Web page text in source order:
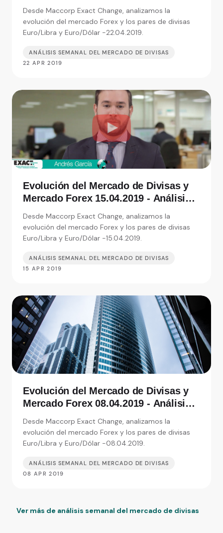
de Exact Change, expertos en cambio
de moneda
Desde Maccorp Exact Change, analizamos la
evolución del mercado Forex y los pares de divisas
Euro/Libra y Euro/Dólar -22.04.2019.
ANÁLISIS SEMANAL DEL MERCADO DE DIVISAS
22 APR 2019
Evolución del Mercado de Divisas y
Mercado Forex 15.04.2019 - Análisis
de moneda
Desde Maccorp Exact Change, analizamos la
evolución del mercado Forex y los pares de divisas
Euro/Libra y Euro/Dólar -15.04.2019.
ANÁLISIS SEMANAL DEL MERCADO DE DIVISAS
15 APR 2019
Evolución del Mercado de Divisas y
Mercado Forex 08.04.2019 - Análisis
de moneda
Desde Maccorp Exact Change, analizamos la
evolución del mercado Forex y los pares de divisas
Euro/Libra y Euro/Dólar -08.04.2019.
ANÁLISIS SEMANAL DEL MERCADO DE DIVISAS
08 APR 2019
Ver más de análisis semanal del mercado de divisas